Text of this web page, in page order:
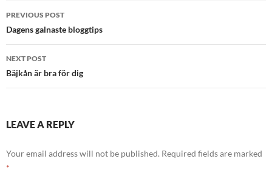
Post
navigation
PREVIOUS POST
Dagens galnaste bloggtips
NEXT POST
Bäjkån är bra för dig
LEAVE A REPLY
Your email address will not be published. Required fields are marked
*